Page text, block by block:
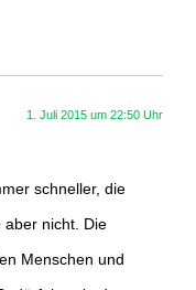
1. Juli 2015 um 22:50 Uhr
schneller, die
aber nicht. Die
Menschen und